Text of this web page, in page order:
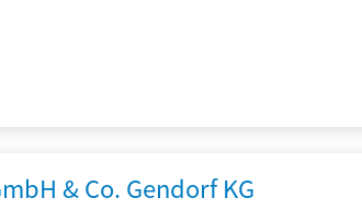
& Co. Gendorf KG